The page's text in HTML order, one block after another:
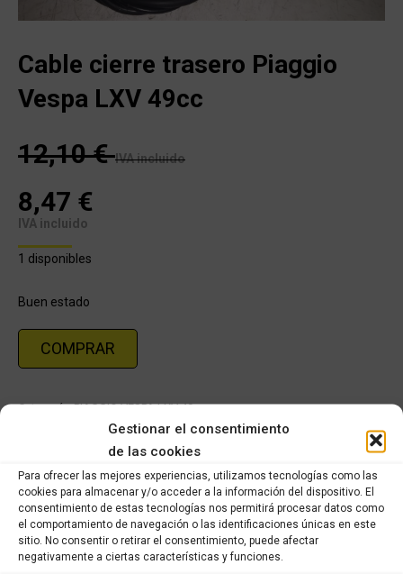
Gestionar el consentimiento
de las cookies
Para ofrecer las mejores experiencias, utilizamos tecnologías como las
cookies para almacenar y/o acceder a la información del dispositivo. El
consentimiento de estas tecnologías nos permitirá procesar datos como
el comportamiento de navegación o las identificaciones únicas en este
sitio. No consentir o retirar el consentimiento, puede afectar
negativamente a ciertas características y funciones.
Cable cierre trasero Piaggio
Vespa LXV 49cc
12,10€ IVA incluido
8,47 €
IVA incluido
1 disponibles
Buen estado
COMPRAR
Categoría:PIAGGIO VESPA LXV 49cc
Share this product
Share
on
X
Share
on
Facebook
Share
on
Pinterest
Share
on
LinkedIn